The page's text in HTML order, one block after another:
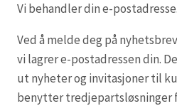
Vi behandler din e-postadresse.
Ved å melde deg på
vi lagrer e-postadressen din.
ut nyheter og invitasjoner til
benytter tredjepartsløsninger